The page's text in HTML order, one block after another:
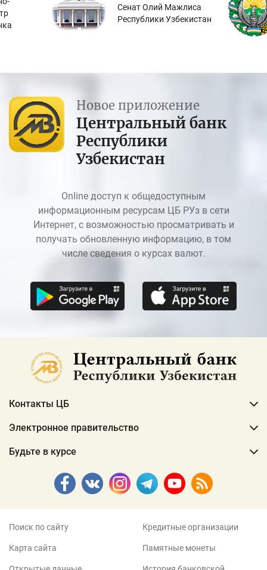
Сенат Олий Мажлиса
Республики Узбекистан
Новое приложение
Центральный банк
Республики
Узбекистан
Online доступ к общедоступным
информационным ресурсам ЦБ РУз в сети
Интернет, с возможностью просматривать и
получать обновленную информацию, в том
числе сведения о курсах валют.
Контакты ЦБ
Электронное правительство
Будьте в курсе
Поиск по сайту
Карта сайта
Кредитные организации
Памятные монеты